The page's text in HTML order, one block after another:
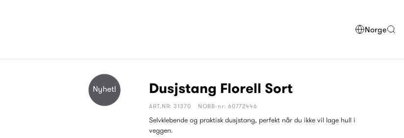
Norge
Dusjstang Florell Sort
ART.NR: 31370 NOBB-nr: 60772446
Selvklebende og praktisk dusjstang, perfekt når du ikke vil lage hull i
veggen.